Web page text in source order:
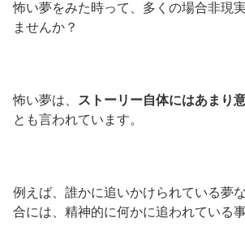
怖い夢をみた時って、多くの場合非現
ませんか？
怖い夢は、
ストーリー自体にはあまり
とも言われています。
例えば、誰かに追いかけられている夢
合には、精神的に何かに追われている